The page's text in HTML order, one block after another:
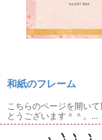
和紙のフレーム
こちらのページを開い
とうございます＾＾。...